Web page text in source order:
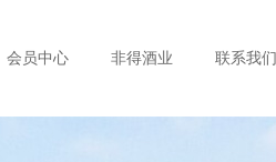
会员中心 非得酒业 联系我们